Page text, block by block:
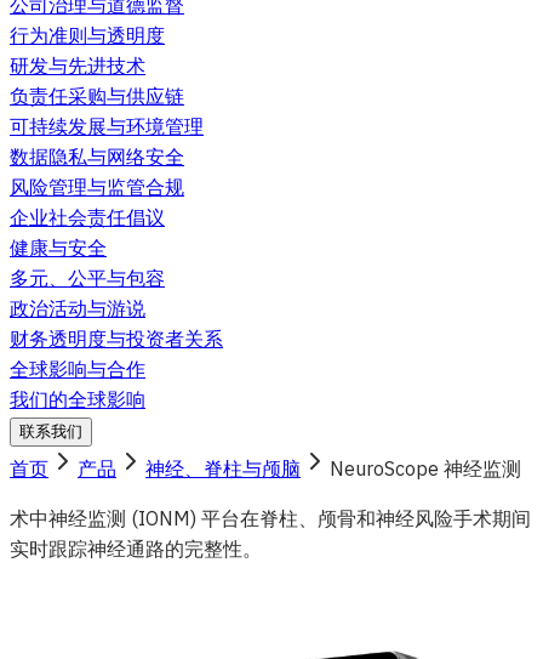
公司治理与道德监督
行为准则与透明度
研发与先进技术
负责任采购与供应链
可持续发展与环境管理
数据隐私与网络安全
风险管理与监管合规
企业社会责任倡议
健康与安全
多元、公平与包容
政治活动与游说
财务透明度与投资者关系
全球影响与合作
我们的全球影响
联系我们
首页 产品 神经、脊柱与颅脑 NeuroScope 神经监测
术中神经监测 (IONM) 平台在脊柱、颅骨和神经风险手术期间
实时跟踪神经通路的完整性。